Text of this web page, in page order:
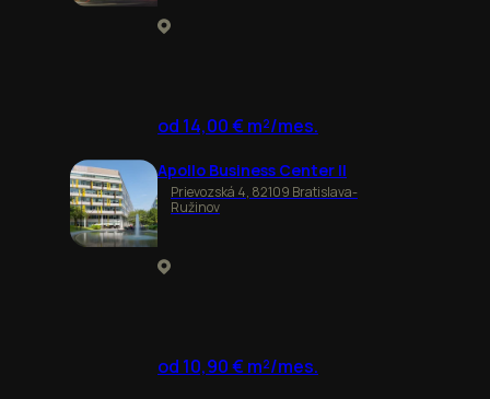
od 14,00 € m²/mes.
Apollo Business Center II
Prievozská 4, 82109 Bratislava-
Ružinov
od 10,90 € m²/mes.